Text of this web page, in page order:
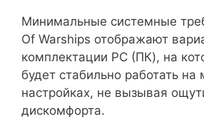
Минимальные системные
Of Warships отображают
комплектации PC (ПК), на
будет стабильно работать
настройках, не вызывая
дискомфорта.